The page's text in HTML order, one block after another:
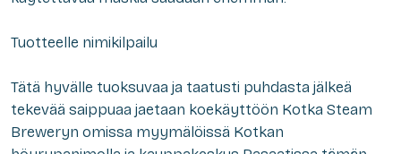
Tuotteelle nimikilpailu
Tätä hyvälle tuoksuvaa ja taatusti puhdasta jälkeä
tekevää saippuaa jaetaan koekäyttöön Kotka Steam
Breweryn omissa myymälöissä Kotkan